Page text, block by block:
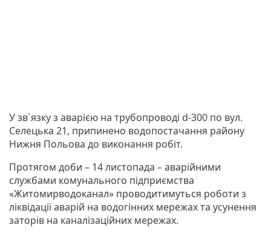
У зв`язку з аварією на трубопроводі d-300 по вул.
Селецька 21, припинено водопостачання району
Нижня Польова до виконання робіт.
Протягом доби – 14 листопада – аварійними
службами комунального підприємства
«Житомирводоканал» проводитимуться роботи з
ліквідації аварій на водогінних мережах та усунення
заторів на каналізаційних мережах.